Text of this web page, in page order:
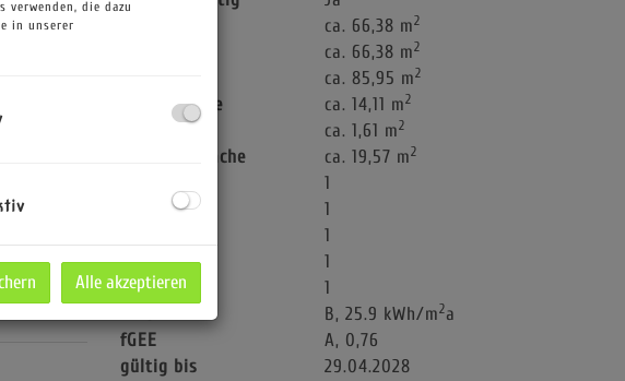
ca. 66,38 m2
ca. 66,38 m2
ca. 85,95 m2
Gartenfläche ca. 14,11 m2
Kellerfläche ca. 1,61 m2
Terrassenfläche ca. 19,57 m2
1
1
1
Keller
1
Gärten
1
B, 25.9 kWh/m2a
fGEE
A, 0,76
gültig bis
29.04.2028
verwenden, die dazu
in unserer
Alle akzeptieren